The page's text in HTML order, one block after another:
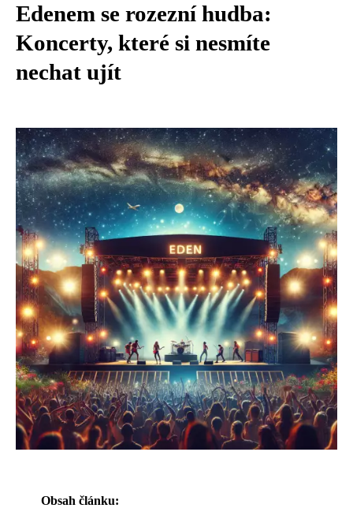
Edenem se rozezní hudba:
Koncerty, které si nesmíte
nechat ujít
Obsah článku: